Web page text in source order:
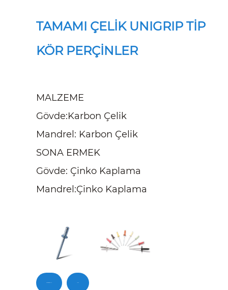
TAMAMI ÇELİK UNIGRIP TİP
KÖR PERÇİNLER
MALZEME
Gövde:Karbon Çelik
Mandrel: Karbon Çelik
SONA ERMEK
Gövde: Çinko Kaplama
Mandrel:Çinko Kaplama